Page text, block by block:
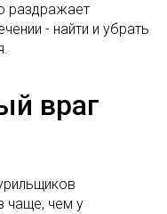
раздражает
- найти и убрать
враг
чаще, чем у